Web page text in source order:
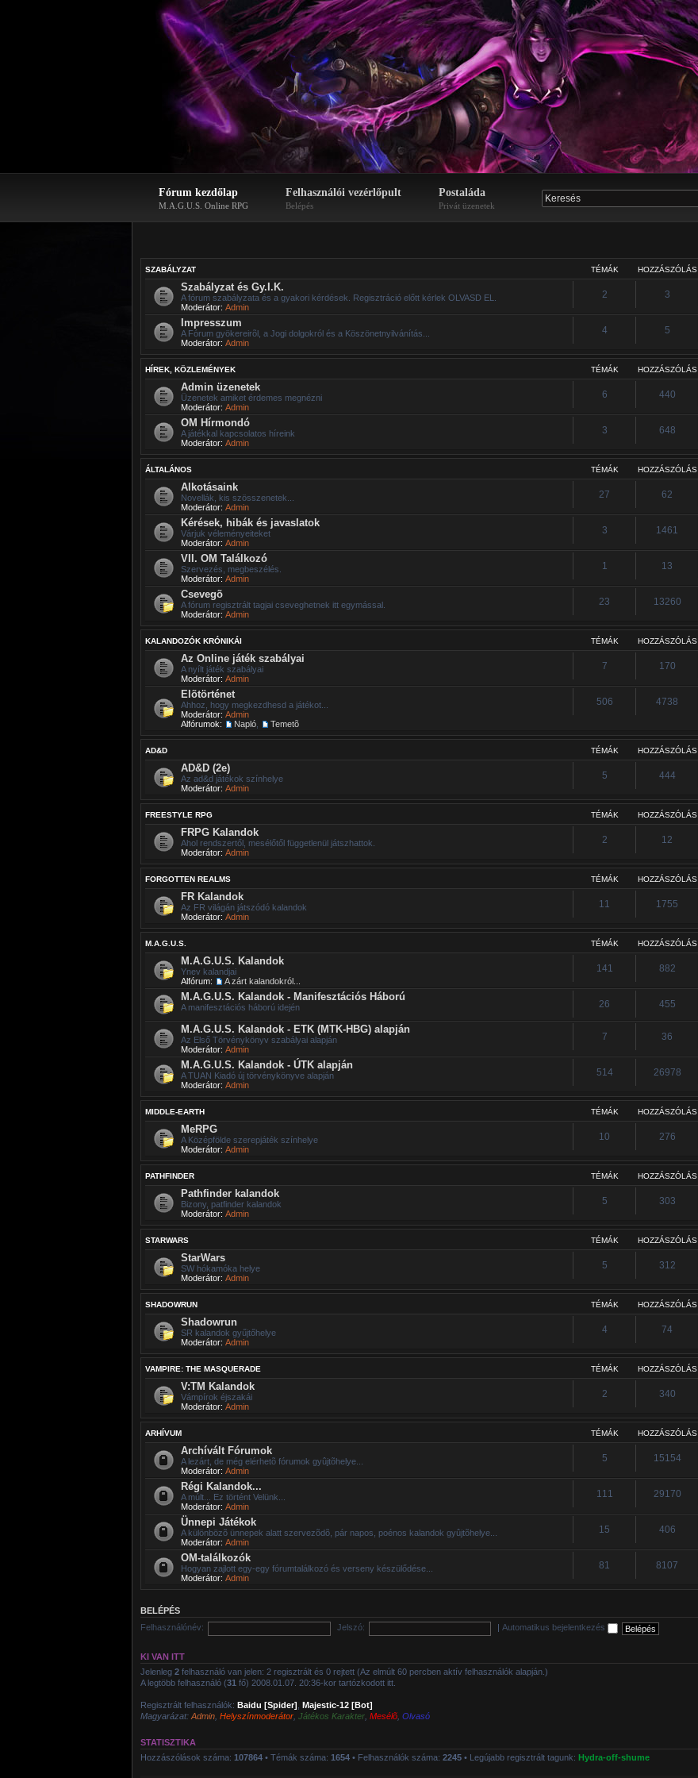
Fórum kezdőlap
M.A.G.U.S. Online RPG
Felhasználói vezérlőpult
Belépés
Postaláda
Privát üzenetek
SZABÁLYZAT TÉMÁK HOZZÁSZÓLÁS
Szabályzat és Gy.I.K.
A fórum szabályzata és a gyakori kérdések. Regisztráció előtt kérlek OLVASD EL.
Moderátor: Admin
2 3
Impresszum
A Fórum gyökereirõl, a Jogi dolgokról és a Köszönetnyilvánítás...
Moderátor: Admin
4 5
HÍREK, KÖZLEMÉNYEK TÉMÁK HOZZÁSZÓLÁS
Admin üzenetek
Üzenetek amiket érdemes megnézni
Moderátor: Admin
6 440
OM Hírmondó
A játékkal kapcsolatos híreink
Moderátor: Admin
3 648
ÁLTALÁNOS TÉMÁK HOZZÁSZÓLÁS
Alkotásaink
Novellák, kis szösszenetek...
Moderátor: Admin
27 62
Kérések, hibák és javaslatok
Várjuk véleményeiteket
Moderátor: Admin
3 1461
VII. OM Találkozó
Szervezés, megbeszélés.
Moderátor: Admin
1 13
Csevegõ
A fórum regisztrált tagjai cseveghetnek itt egymással.
Moderátor: Admin
23 13260
KALANDOZÓK KRÓNIKÁI TÉMÁK HOZZÁSZÓLÁS
Az Online játék szabályai
A nyílt játék szabályai
Moderátor: Admin
7 170
Elõtörténet
Ahhoz, hogy megkezdhesd a játékot...
Moderátor: Admin
Alfórumok:
Napló Temetõ
506 4738
AD&D TÉMÁK HOZZÁSZÓLÁS
AD&D (2e)
Az ad&d játékok színhelye
Moderátor: Admin
5 444
FREESTYLE RPG TÉMÁK HOZZÁSZÓLÁS
FRPG Kalandok
Ahol rendszertől, mesélőtől függetlenül játszhattok.
Moderátor: Admin
2 12
FORGOTTEN REALMS TÉMÁK HOZZÁSZÓLÁS
FR Kalandok
Az FR világán játszódó kalandok
Moderátor: Admin
11 1755
M.A.G.U.S. TÉMÁK HOZZÁSZÓLÁS
M.A.G.U.S. Kalandok
Ynev kalandjai
Alfórum:
A zárt kalandokról...
141 882
M.A.G.U.S. Kalandok - Manifesztációs Háború
A manifesztációs háború idején 26 455
M.A.G.U.S. Kalandok - ETK (MTK-HBG) alapján
Az Első Törvénykönyv szabályai alapján
Moderátor: Admin
7 36
M.A.G.U.S. Kalandok - ÚTK alapján
A TUAN Kiadó új törvénykönyve alapján
Moderátor: Admin
514 26978
MIDDLE-EARTH TÉMÁK HOZZÁSZÓLÁS
MeRPG
A Középfölde szerepjáték színhelye
Moderátor: Admin
10 276
PATHFINDER TÉMÁK HOZZÁSZÓLÁS
Pathfinder kalandok
Bizony, patfinder kalandok
Moderátor: Admin
5 303
STARWARS TÉMÁK HOZZÁSZÓLÁS
StarWars
SW hókamóka helye
Moderátor: Admin
5 312
SHADOWRUN TÉMÁK HOZZÁSZÓLÁS
Shadowrun
SR kalandok gyűjtőhelye
Moderátor: Admin
4 74
VAMPIRE: THE MASQUERADE TÉMÁK HOZZÁSZÓLÁS
V:TM Kalandok
Vámpírok éjszakái
Moderátor: Admin
2 340
ARHÍVUM TÉMÁK HOZZÁSZÓLÁS
Archívált Fórumok
A lezárt, de még elérhetõ fórumok gyûjtõhelye...
Moderátor: Admin
5 15154
Régi Kalandok...
A múlt... Ez történt Velünk...
Moderátor: Admin
111 29170
Ünnepi Játékok
A különbözõ ünnepek alatt szervezõdõ, pár napos, poénos kalandok gyûjtõhelye...
Moderátor: Admin
15 406
OM-találkozók
Hogyan zajlott egy-egy fórumtalálkozó és verseny készülődése...
Moderátor: Admin
81 8107
BELÉPÉS
Felhasználónév:
Jelszó: Automatikus bejelentkezés
KI VAN ITT
Jelenleg 2 felhasználó van jelen: 2 regisztrált és 0 rejtett (Az elmúlt 60 percben aktív felhasználók alapján.)
A legtöbb felhasználó (31 fő) 2008.01.07. 20:36-kor tartózkodott itt.
Regisztrált felhasználók: Baidu [Spider] Majestic-12 [Bot]
Magyarázat: Admin Helyszínmoderátor Játékos Karakter Mesélõ Olvasó
STATISZTIKA
Hozzászólások száma: 107864 • Témák száma: 1654 • Felhasználók száma: 2245 • Legújabb regisztrált tagunk: Hydra-off-shume